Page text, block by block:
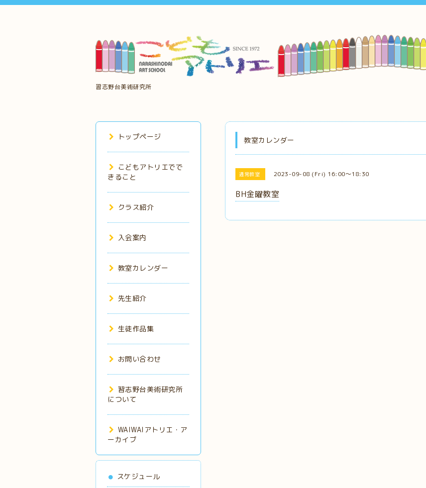
習志野台美術研究所
教室カレンダー
通常教室 2023-09-08 (Fri) 16:00～18:30
BH金曜教室
トップページ
こどもアトリエでで
きること
クラス紹介
入会案内
教室カレンダー
先生紹介
生徒作品集
お問い合わせ
習志野台美術研究所
について
WAIWAIアトリエ・ア
ーカイブ
スケジュール